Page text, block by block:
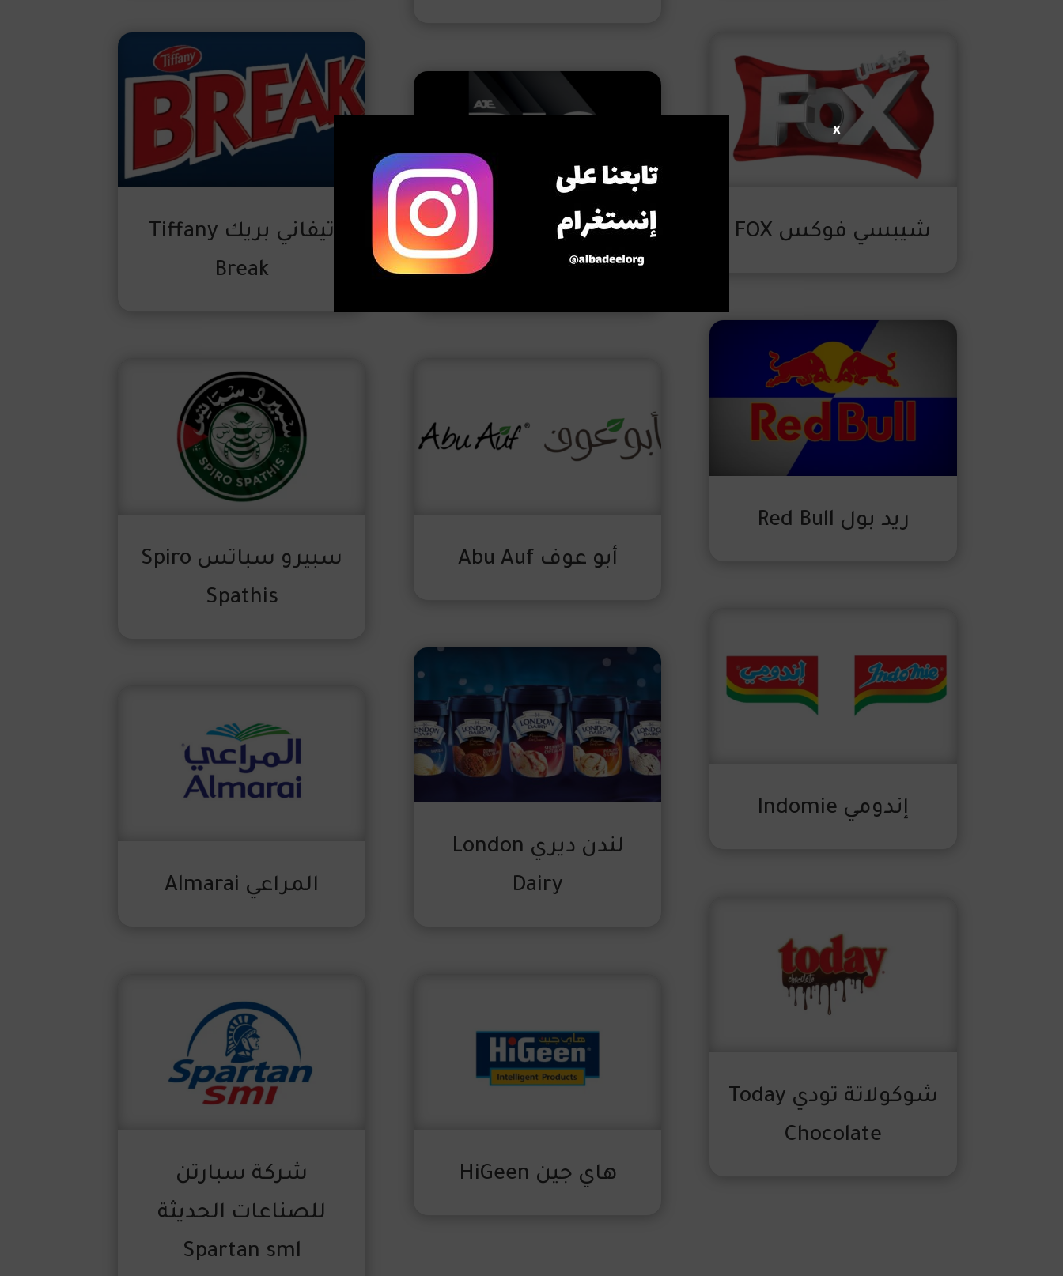
شيبسي فوكس FOX
ريد بول Red Bull
إندومي Indomie
شوكولاتة تودي Today
Chocolate
بيج كولا Big Cola
أبو عوف Abu Auf
لندن ديري London
Dairy
هاي جين HiGeen
تيفاني بريك Tiffany
Break
سبيرو سباتس Spiro
Spathis
المراعي Almarai
شركة سبارتن
للصناعات الحديثة
Spartan sml
x